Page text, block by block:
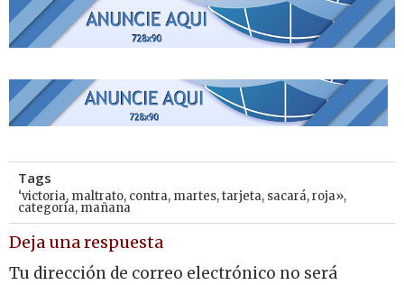
Tags
‘victoria, maltrato, contra, martes,tarjeta, sacará,roja»,
categoría, mañana
Deja una respuesta
Tu dirección de correo electrónico no será